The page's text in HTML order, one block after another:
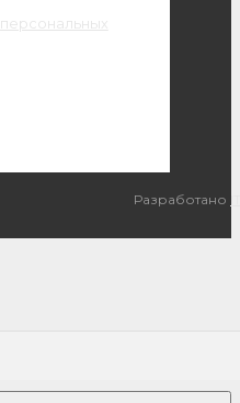
персональных
Разработано